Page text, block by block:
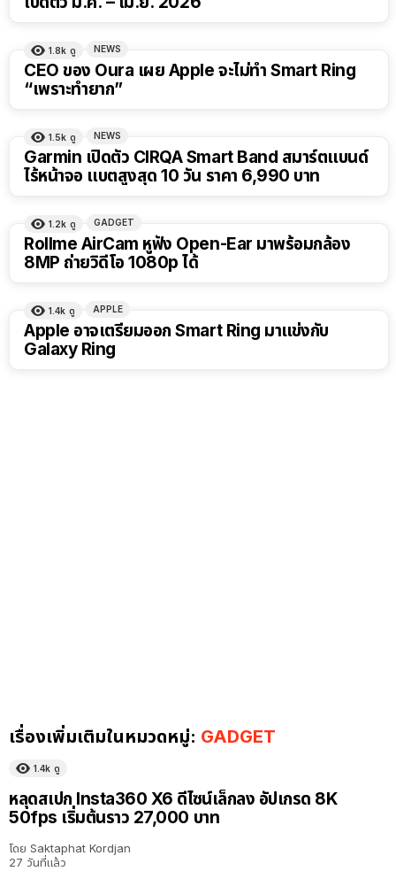
1.8k ดู NEWS
CEO ของ Oura เผย Apple จะไม่ทำ Smart Ring
“เพราะทำยาก”
1.5k ดู NEWS
Garmin เปิดตัว CIRQA Smart Band สมาร์ตแบนด์
ไร้หน้าจอ แบตสูงสุด 10 วัน ราคา 6,990 บาท
1.2k ดู GADGET
Rollme AirCam หูฟัง Open-Ear มาพร้อมกล้อง
8MP ถ่ายวิดีโอ 1080p ได้
1.4k ดู APPLE
Apple อาจเตรียมออก Smart Ring มาแข่งกับ
Galaxy Ring
เรื่องเพิ่มเติมในหมวดหมู่: GADGET
1.4k ดู
หลุดสเปก Insta360 X6 ดีไซน์เล็กลง อัปเกรด 8K
50fps เริ่มต้นราว 27,000 บาท
โดย Saktaphat Kordjan
27 วันที่แล้ว